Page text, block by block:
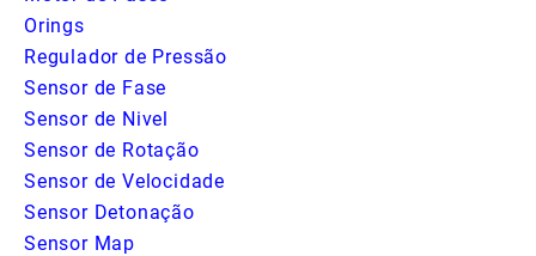
Orings
Regulador de Pressão
Sensor de Fase
Sensor de Nivel
Sensor de Rotação
Sensor de Velocidade
Sensor Detonação
Sensor Map